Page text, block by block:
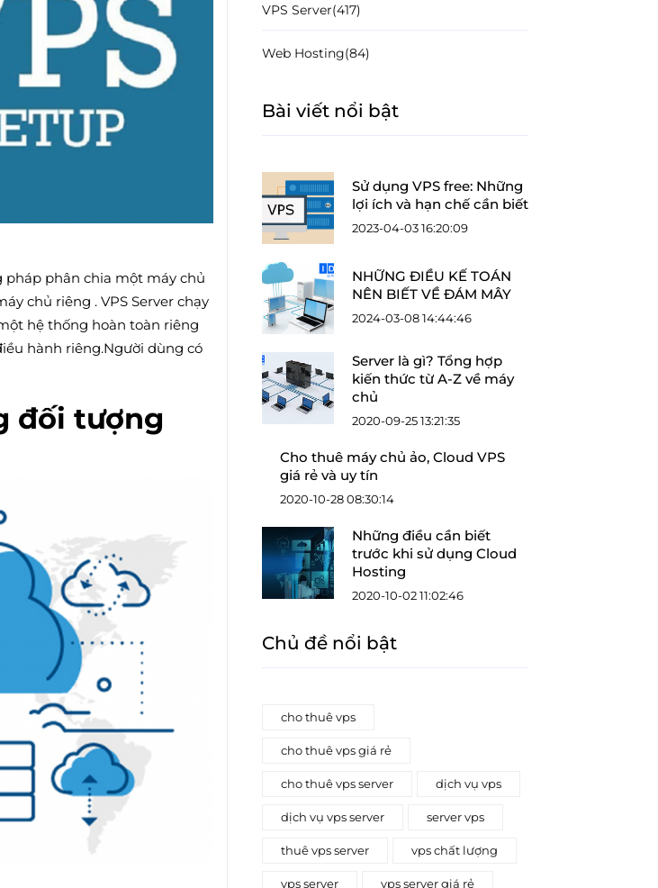
pháp phân chia một máy chủ
chủ riêng . VPS Server chạy
hệ thống hoàn toàn riêng
hành riêng.Người dùng có
đối tượng
VPS Server(417)
Web Hosting(84)
Bài viết nổi bật
Sử dụng VPS free: Những
lợi ích và hạn chế cần biết
2023-04-03 16:20:09
NHỮNG ĐIỀU KẾ TOÁN
NÊN BIẾT VỀ ĐÁM MÂY
2024-03-08 14:44:46
Server là gì? Tổng hợp
kiến thức từ A-Z về máy
chủ
2020-09-25 13:21:35
Cho thuê máy chủ ảo, Cloud VPS
giá rẻ và uy tín
2020-10-28 08:30:14
Những điều cần biết
trước khi sử dụng Cloud
Hosting
2020-10-02 11:02:46
Chủ đề nổi bật
cho thuê vps
cho thuê vps giá rẻ
cho thuê vps server dịch vụ vps
dịch vụ vps server server vps
thuê vps server vps chất lượng
vps server vps server giá rẻ